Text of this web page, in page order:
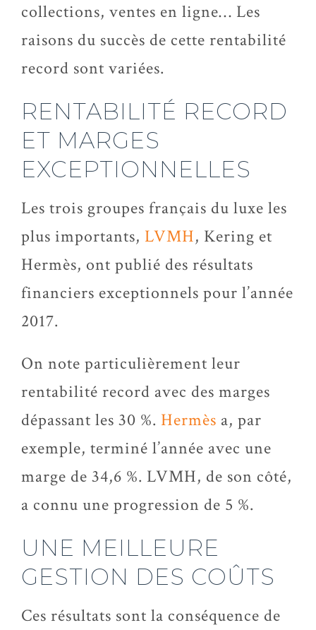
collections, ventes en ligne… Les
raisons du succès de cette rentabilité
record sont variées.
RENTABILITÉ RECORD
ET MARGES
EXCEPTIONNELLES
Les trois groupes français du luxe les
plus importants, LVMH, Kering et
Hermès, ont publié des résultats
financiers exceptionnels pour l’année
2017.
On note particulièrement leur
rentabilité record avec des marges
dépassant les 30 %. Hermès a, par
exemple, terminé l’année avec une
marge de 34,6 %. LVMH, de son côté,
a connu une progression de 5 %.
UNE MEILLEURE
GESTION DES COÛTS
Ces résultats sont la conséquence de